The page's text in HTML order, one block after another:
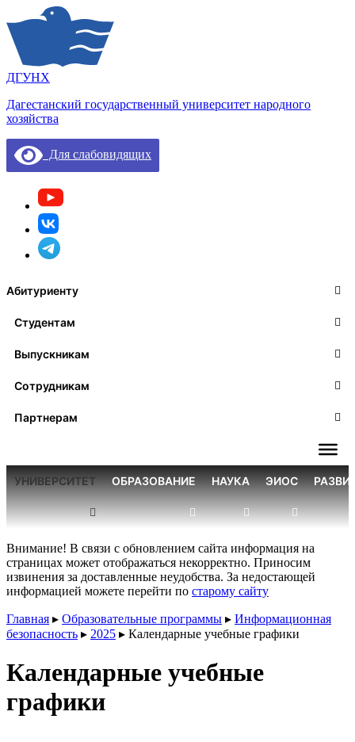
ДГУНХ
Дагестанский государственный университет народного
хозяйства
Для слабовидящих
Абитуриенту
Студентам
Выпускникам
Сотрудникам
Партнерам
УНИВЕРСИТЕТ ОБРАЗОВАНИЕ НАУКА ЭИОС
Внимание! В связи с обновлением сайта информация на
страницах может отображаться некорректно. Приносим
извинения за доставленные неудобства. За недостающей
информацией можете перейти по старому сайту
Главная ▸ Образовательные программы ▸ Информационная
безопасность ▸ 2025 ▸ Календарные учебные графики
Календарные учебные
графики